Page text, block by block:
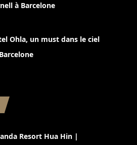
à Barcelone
Ohla, un must dans le ciel
Resort Hua Hin |